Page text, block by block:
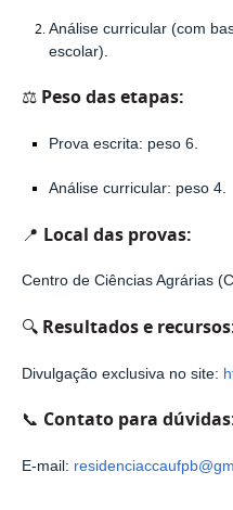
Análise curricular(com
escolar).
⚖️ Peso das etapas:
Prova escrita: peso 6.
Análise curricular: peso 4.
📍 Local das provas:
Centro de Ciências Agrárias
🔍 Resultados e recursos
Divulgação exclusiva no site:
📞 Contato para dúvidas
E-mail: